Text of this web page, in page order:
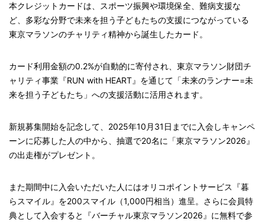
本クレジットカードは、スポーツ振興や環境保全、難病支援な
ど、多彩な分野で未来を担う子どもたちの支援につながっている
東京マラソンのチャリティ精神から誕生したカード。
カード利用金額の0.2%が自動的に寄付され、東京マラソン財団チ
ャリティ事業『RUN with HEART』を通じて「未来のランナー=未
来を担う子どもたち」への支援活動に活用されます。
新規募集開始を記念して、2025年10月31日までに入会しキャンペ
ーンに応募した人の中から、抽選で20名に「東京マラソン2026』
の出走権がプレゼント。
また期間中に入会いただいた人にはオリコポイントサービス『暮
らスマイル』を200スマイル（1,000円相当）進呈。さらに会員特
典として入会すると『バーチャル東京マラソン2026』に無料で参